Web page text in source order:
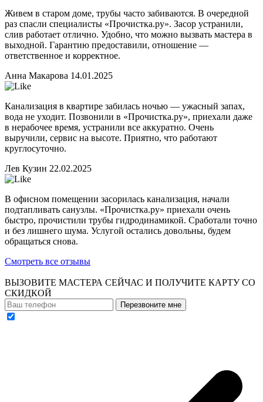
Живем в старом доме, трубы часто забиваются. В очередной
раз спасли специалисты «Прочистка.ру». Засор устранили,
слив работает отлично. Удобно, что можно вызвать мастера в
выходной. Гарантию предоставили, отношение —
ответственное и корректное.
Анна Макарова 14.01.2025
Канализация в квартире забилась ночью — ужасный запах,
вода не уходит. Позвонили в «Прочистка.ру», приехали даже
в нерабочее время, устранили все аккуратно. Очень
выручили, сервис на высоте. Приятно, что работают
круглосуточно.
Лев Кузин 22.02.2025
В офисном помещении засорилась канализация, начали
подтапливать санузлы. «Прочистка.ру» приехали очень
быстро, прочистили трубы гидродинамикой. Сработали точно
и без лишнего шума. Услугой остались довольны, будем
обращаться снова.
Смотреть все отзывы
ВЫЗОВИТЕ МАСТЕРА СЕЙЧАС И ПОЛУЧИТЕ КАРТУ СО
СКИДКОЙ
Перезвоните мне